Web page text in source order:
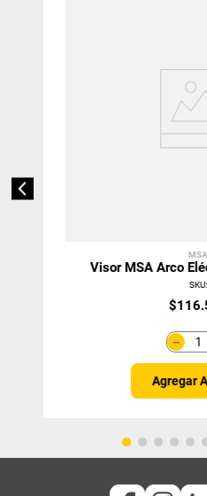
MSA
Visor MSA Arco
SKU:
$116.
－
Agregar